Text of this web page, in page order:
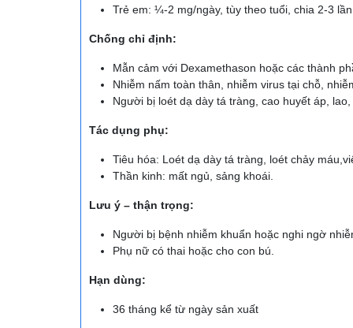
Trẻ em: ¼-2 mg/ngày, tùy theo tuổi, chia 2-3
Chống chỉ định:
Mẫn cảm với Dexamethason hoặc các thành
Nhiễm nấm toàn thân, nhiễm virus tại chỗ,
Người bị loét dạ dày tá tràng, cao huyết áp,
Tác dụng phụ:
Tiêu hóa: Loét dạ dày tá tràng, loét chảy
Thần kinh: mất ngủ, sảng khoái.
Lưu ý – thận trọng:
Người bị bệnh nhiễm khuẩn hoặc nghi ngờ
Phụ nữ có thai hoặc cho con bú.
Hạn dùng:
36 tháng kể từ ngày sản xuất